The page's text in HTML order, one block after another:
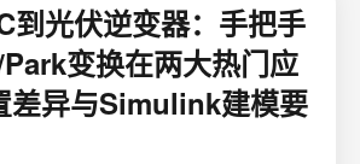
到光伏逆变器：手把手
变换在两大热门应
差异与Simulink建模要